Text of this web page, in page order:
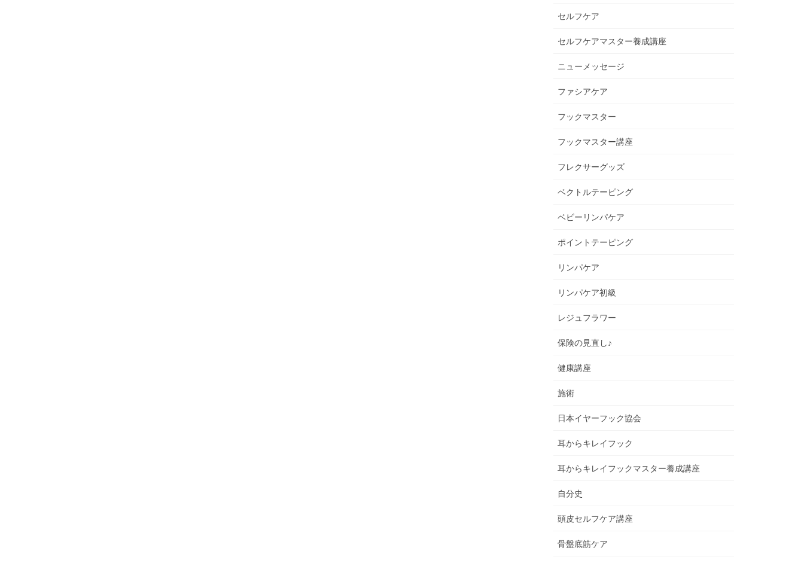
セルフケア
セルフケアマスター養成講座
ニューメッセージ
ファシアケア
フックマスター
フックマスター講座
フレクサーグッズ
ベクトルテーピング
ベビーリンパケア
ポイントテーピング
リンパケア
リンパケア初級
レジュフラワー
保険の見直し♪
健康講座
施術
日本イヤーフック協会
耳からキレイフック
耳からキレイフックマスター養成講座
自分史
頭皮セルフケア講座
骨盤底筋ケア